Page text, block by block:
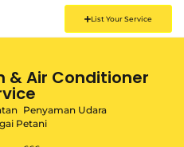
List Your Service
& Air Conditioner
Penyaman Udara
Petani